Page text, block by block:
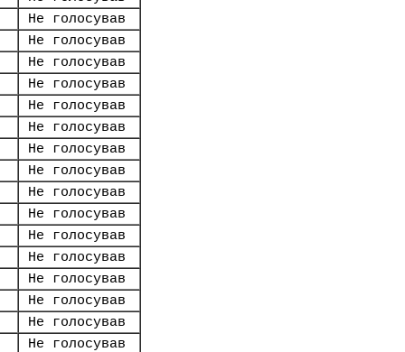
Не голосував
Не голосував
Не голосував
Не голосував
Не голосував
Не голосував
Не голосував
Не голосував
Не голосував
Не голосував
Не голосував
Не голосував
Не голосував
Не голосував
Не голосував
Не голосував